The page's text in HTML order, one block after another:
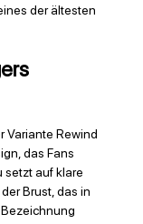
der ältesten
Variante Rewind
das Fans
setzt auf klare
Brust, das in